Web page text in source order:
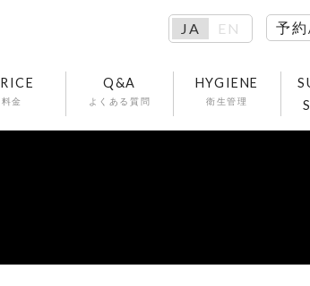
JA EN 予
料金
Q&A
よくある質問
HYGIENE
衛生管理